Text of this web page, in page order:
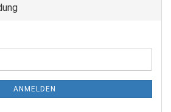
ANMELDEN